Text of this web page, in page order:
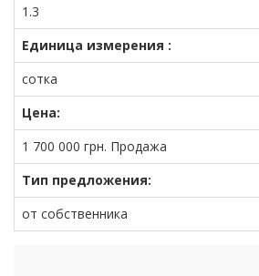
1.3
Единица измерения :
сотка
Цена:
1 700 000 грн. Продажа
Тип предложения:
от собственника